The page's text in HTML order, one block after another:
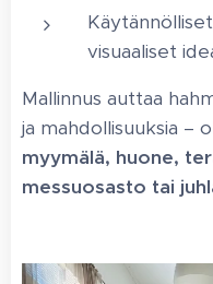
visuaaliset
Mallinnus auttaa
ja mahdollisuuksia –
myymälä, huone,
messuosasto tai